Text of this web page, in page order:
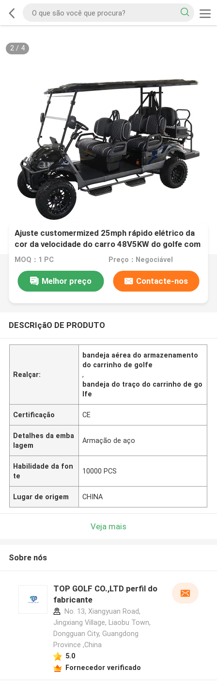
2/ 4
Ajuste customermized 25mph rápido elétrico da
cor da velocidade do carro 48V5KW do golfe com
I60L
MOQ：1 PC Preço：Negociável
Melhor preço Contacte-nos
DESCRIçãO DE PRODUTO
Realçar:
bandeja aérea do armazenamento
do carrinho de golfe
,
bandeja do traço do carrinho de go
lfe
Certificação CE
Detalhes da emba
lagem
Armação de aço
Habilidade da fon
te
10000 PCS
Lugar de origem CHINA
Veja mais
Sobre nós
TOP GOLF CO.,LTD perfil do
fabricante
No. 13, Xiangyuan Road,
Jingxiang Village, Liaobu Town,
Dongguan City, Guangdong
Province ,China
5.0
Fornecedor verificado